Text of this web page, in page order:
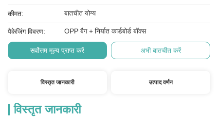
कीमत: बातचीत योग्य
पैकेजिंग विवरण: OPP बैग + निर्यात कार्डबोर्ड बॉक्स
सर्वोत्तम मूल्य प्राप्त करें अभी बातचीत करें
विस्तृत जानकारी उत्पाद वर्णन
विस्तृत जानकारी